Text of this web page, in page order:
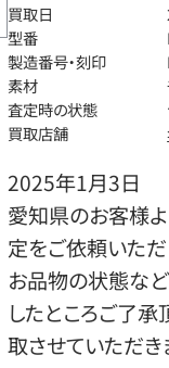
買取日
型番
製造番号・刻印
素材
査定時の状態
買取店舗
2025年1月3日
愛知県のお客様よ
定をご依頼いただ
お品物の状態など
したところご了
取させていただき